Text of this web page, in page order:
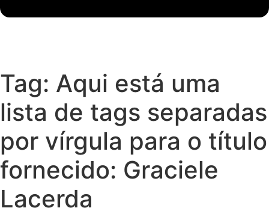
Tag: Aqui está uma
lista de tags separadas
por vírgula para o título
fornecido: Graciele
Lacerda